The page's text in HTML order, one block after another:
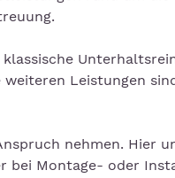
Leistungen
nehmen. Hier
bei Montage- oder